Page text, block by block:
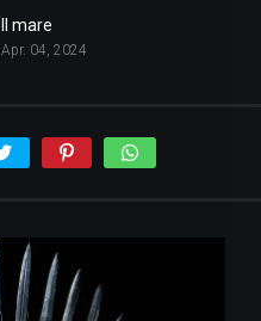
Il mare
Apr. 04, 2024